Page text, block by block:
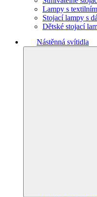
Lampy s
Stojací lampy s
Dětské stojací
Nástěnná svítidla